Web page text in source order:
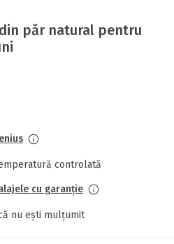
păr natural pentru
controlată
cu garanție
nu ești mulțumit